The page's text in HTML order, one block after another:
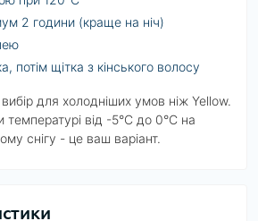
2 години (краще на ніч)
потім щітка з кінського волосу
для холодніших умов ніж Yellow.
від -5°C до 0°C на
снігу - це ваш варіант.